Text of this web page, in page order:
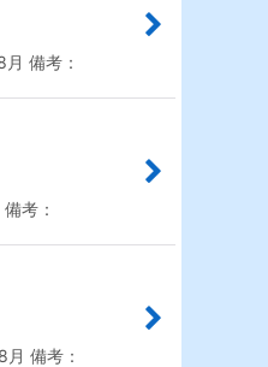
備考：
考：
備考：